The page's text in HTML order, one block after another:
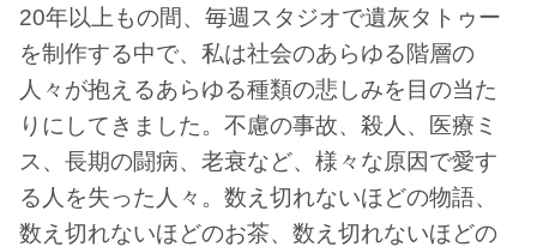
20年以上もの間、毎週スタジオで遺灰タトゥー
を制作する中で、私は社会のあらゆる階層の
人々が抱えるあらゆる種類の悲しみを目の当た
りにしてきました。不慮の事故、殺人、医療ミ
ス、長期の闘病、老衰など、様々な原因で愛す
る人を失った人々。数え切れないほどの物語、
数え切れないほどのお茶、数え切れないほどの